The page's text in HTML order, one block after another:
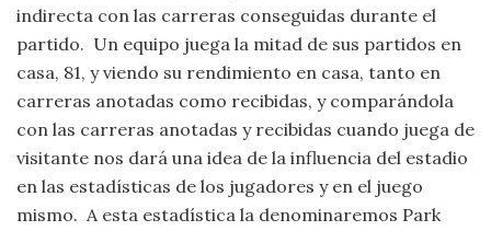
indirecta con las carreras conseguidas durante el
partido. Un equipo juega la mitad de sus partidos en
casa, 81, y viendo su rendimiento en casa, tanto en
carreras anotadas como recibidas, y comparándola
con las carreras anotadas y recibidas cuando juega de
visitante nos dará una idea de la influencia del estadio
en las estadísticas de los jugadores y en el juego
mismo. A esta estadística la denominaremos Park